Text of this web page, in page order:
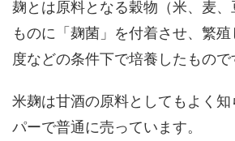
麹とは原料となる穀物（米、麦
ものに「麹菌」を付着させ、繁
度などの条件下で培養したもので
米麹は甘酒の原料としてもよく
パーで普通に売っています。